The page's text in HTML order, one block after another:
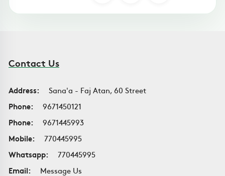
Contact Us
Address:
Sana'a - Faj Atan, 60 Street
Phone:
9671450121
Phone:
9671445993
Mobile:
770445995
Whatsapp:
770445995
Email:
Message Us